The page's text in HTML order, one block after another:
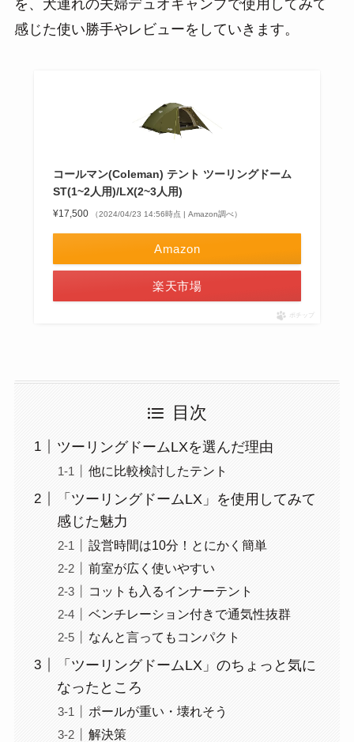
を、犬連れの夫婦デュオキャンプで使用してみて
感じた使い勝手やレビューをしていきます。
コールマン(Coleman) テント ツーリングドーム
ST(1~2人用)/LX(2~3人用)
¥17,500 （2024/04/23 14:56時点 | Amazon調べ）
Amazon
楽天市場
ポチップ
目次
ツーリングドームLXを選んだ理由
他に比較検討したテント
「ツーリングドームLX」を使用してみて
感じた魅力
設営時間は10分！とにかく簡単
前室が広く使いやすい
コットも入るインナーテント
ベンチレーション付きで通気性抜群
なんと言ってもコンパクト
「ツーリングドームLX」のちょっと気に
なったところ
ポールが重い・壊れそう
解決策